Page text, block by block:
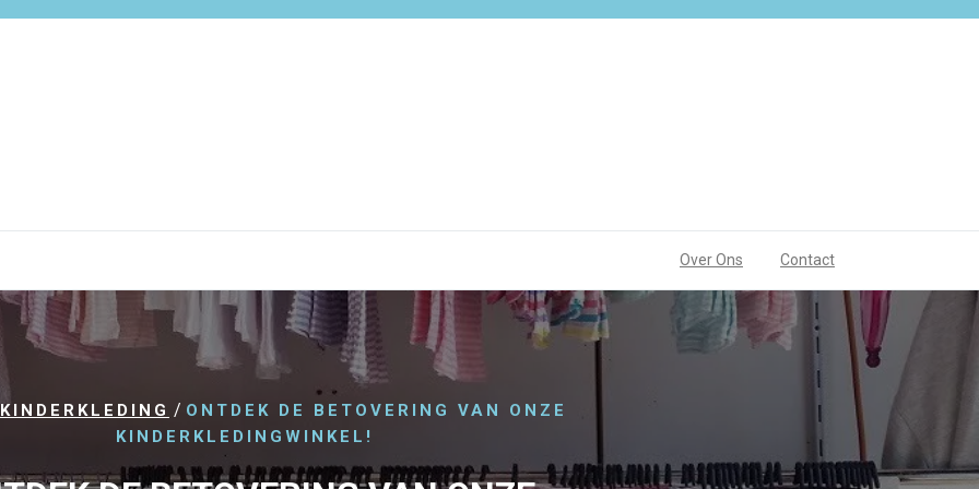
Over Ons Contact
KINDERKLEDING / ONTDEK DE BETOVERING VAN ONZE
KINDERKLEDINGWINKEL!